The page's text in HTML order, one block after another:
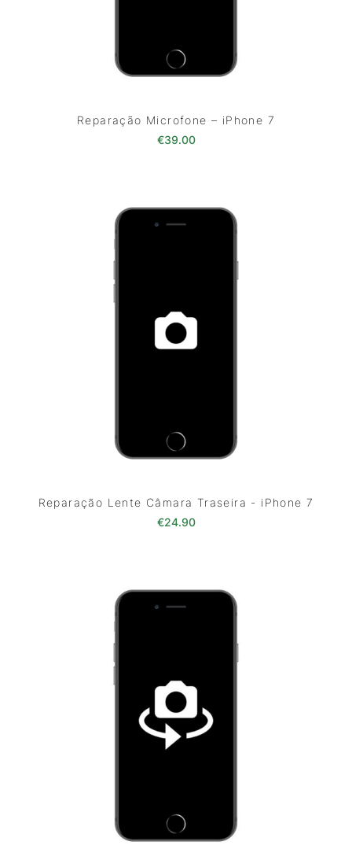
Reparação Microfone – iPhone 7
€39.00
Reparação Lente Câmara Traseira - iPhone 7
€24.90